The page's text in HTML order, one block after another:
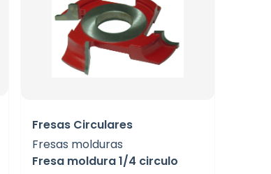
Fresas Circulares
Fresas molduras
Fresa moldura 1/4 circulo